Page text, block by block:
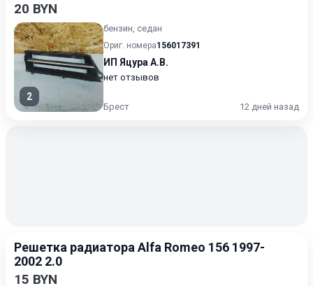
20 BYN
2
бензин, седан
Ориг. номера156017391
ИП Яцура А.В.
нет отзывов
Брест 12 дней назад
Решетка радиатора Alfa Romeo 156 1997-
2002 2.0
15 BYN